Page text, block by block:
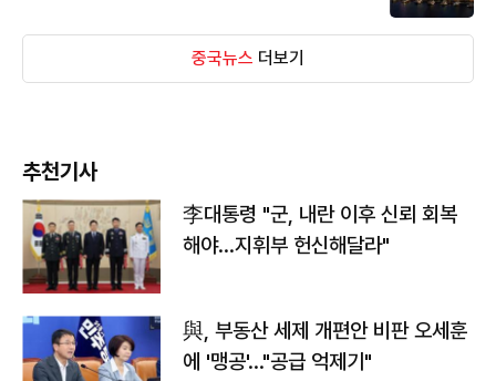
중국뉴스 더보기
추천기사
李대통령 "군, 내란 이후 신뢰 회복
해야…지휘부 헌신해달라"
與, 부동산 세제 개편안 비판 오세훈
에 '맹공'…"공급 억제기"